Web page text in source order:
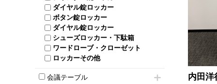
ラテラル書庫
ダイヤル錠ロッカー
ボタン錠ロッカー
ダイヤル錠ロッカー
シューズロッカー・下駄箱
ワードローブ・クローゼット
ロッカーその他
会議テーブル
内田洋